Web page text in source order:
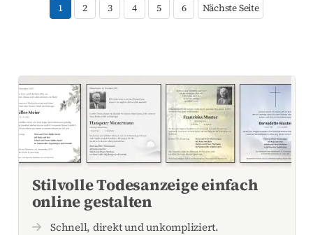
1 2 3 4 5 6 Nächste Seite
Stilvolle Todesanzeige einfach
online gestalten
Schnell, direkt und unkompliziert.